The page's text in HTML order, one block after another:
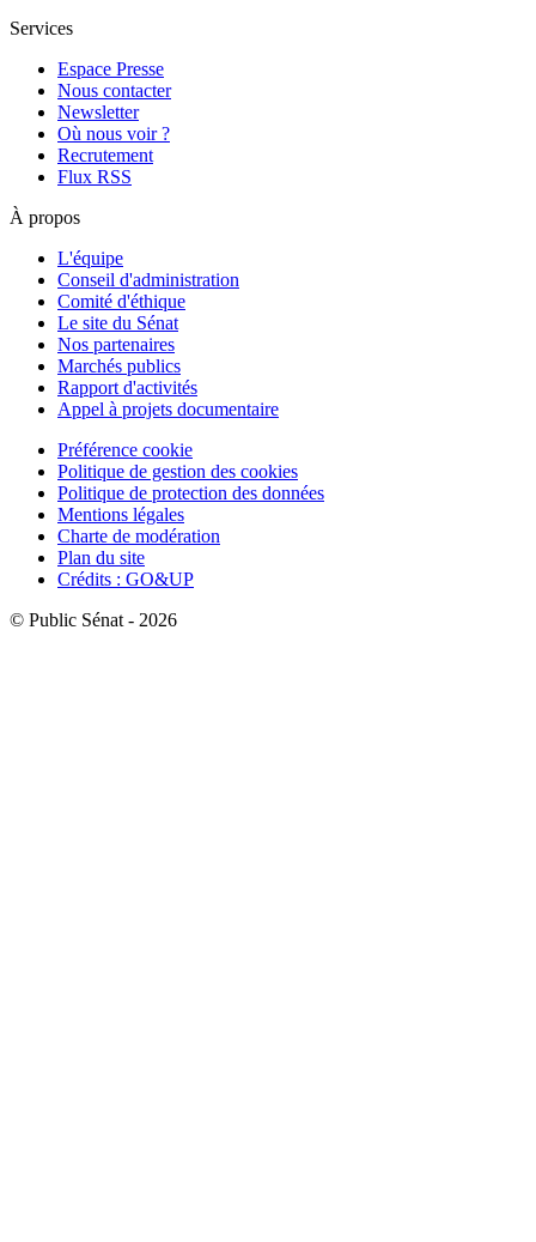
Services
Espace Presse
Nous contacter
Newsletter
Où nous voir ?
Recrutement
Flux RSS
À propos
L'équipe
Conseil d'administration
Comité d'éthique
Le site du Sénat
Nos partenaires
Marchés publics
Rapport d'activités
Appel à projets documentaire
Préférence cookie
Politique de gestion des cookies
Politique de protection des données
Mentions légales
Charte de modération
Plan du site
Crédits : GO&UP
© Public Sénat - 2026